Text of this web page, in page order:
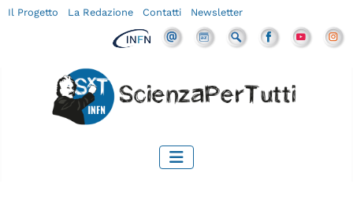
Il Progetto La Redazione Contatti Newsletter